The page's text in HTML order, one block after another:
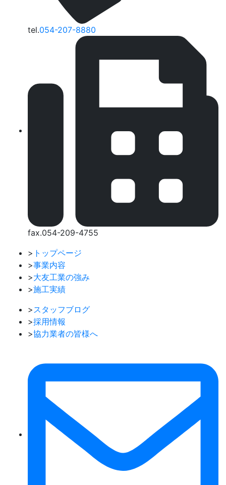
tel.054-207-8880
fax.054-209-4755
> トップページ
>事業内容
>大友工業の強み
>施工実績
>スタッフブログ
>採用情報
>協力業者の皆様へ